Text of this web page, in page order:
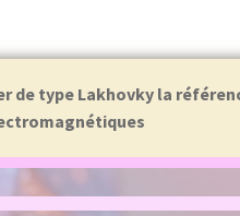
type Lakhovky la